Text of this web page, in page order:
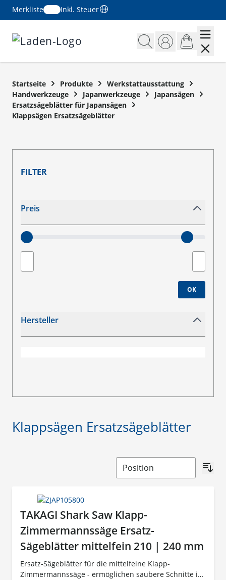
Merkliste
Inkl. Steuer
Startseite Produkte
Werkstattausstattung
Handwerkzeuge
Japanwerkzeuge
Japansägen
Ersatzsägeblätter für Japansägen
Klappsägen Ersatzsägeblätter
FILTER
Preis
OK
Hersteller
Klappsägen Ersatzsägeblätter
TAKAGI Shark Saw Klapp-
Zimmermannssäge Ersatz-
Sägeblätter mittelfein 210 | 240 mm
Ersatz-Sägeblätter für die mittelfeine Klapp-
Zimmermannssäge - ermöglichen saubere Schnitte in